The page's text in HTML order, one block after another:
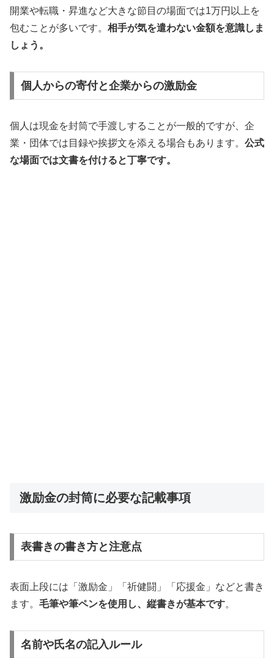
開業や転職・昇進など大きな節目の場面では1万円以上を
包むことが多いです。 相手が気を遣わない金額を意識しま
しょう。
個人からの寄付と企業からの激励金
個人は現金を封筒で手渡しすることが一般的ですが、企
業・団体では目録や挨拶文を添える場合もあります。 公式
な場面では文書を付けると丁寧です。
激励金の封筒に必要な記載事項
表書きの書き方と注意点
表面上段には「激励金」「祈健闘」「応援金」などと書き
ます。 毛筆や筆ペンを使用し、縦書きが基本です。
名前や氏名の記入ルール